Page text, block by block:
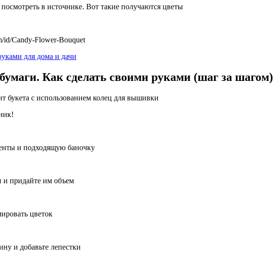
в источнике. Вот такие получаются цветы
id/Candy-Flower-Bouquet
для дома и дачи
Как сделать своими руками (шаг за шагом)
букета с использованием колец для вышивки
и подходящую баночку
и придайте им объем
цветок
и добавьте лепестки